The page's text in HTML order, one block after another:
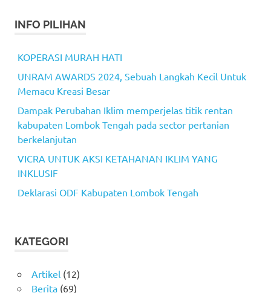
INFO PILIHAN
KOPERASI MURAH HATI
UNRAM AWARDS 2024, Sebuah Langkah Kecil Untuk
Memacu Kreasi Besar
Dampak Perubahan Iklim memperjelas titik rentan
kabupaten Lombok Tengah pada sector pertanian
berkelanjutan
VICRA UNTUK AKSI KETAHANAN IKLIM YANG
INKLUSIF
Deklarasi ODF Kabupaten Lombok Tengah
KATEGORI
Artikel (12)
Berita(69)